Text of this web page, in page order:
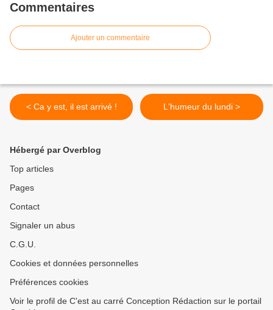
Commentaires
Ajouter un commentaire
< Ca y est, il est arrivé ! L'humeur du lundi >
Hébergé par Overblog
Top articles
Pages
Contact
Signaler un abus
C.G.U.
Cookies et données personnelles
Préférences cookies
Voir le profil de C'est au carré Conception Rédaction sur le portail